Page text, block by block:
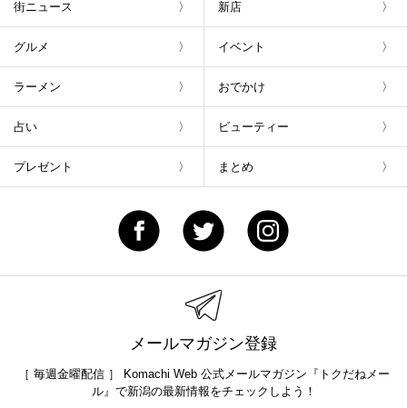
街ニュース 新店
グルメ イベント
ラーメン おでかけ
占い ビューティー
プレゼント まとめ
メールマガジン登録
［ 毎週金曜配信 ］ Komachi Web 公式メールマガジン『トクだねメー
ル』で新潟の最新情報をチェックしよう！